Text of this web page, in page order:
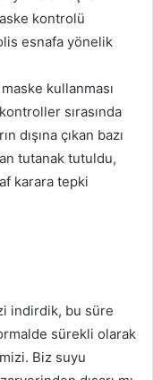
kontrolü
esnafa yönelik
kullanması
sırasında
dışına çıkan bazı
tutanak tutuldu,
karara tepki
indirdik, bu süre
sürekli olarak
Biz suyu